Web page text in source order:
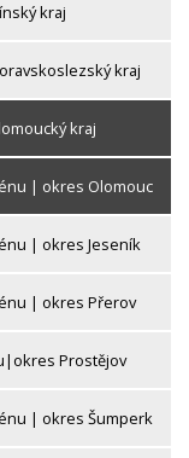
kraj
kraj
kraj
| okres Olomouc
| okres Jeseník
| okres Přerov
Prostějov
| okres Šumperk